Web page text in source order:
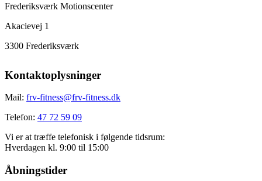
Frederiksværk Motionscenter
Akacievej 1
3300 Frederiksværk
Kontaktoplysninger
Mail: frv-fitness@frv-fitness.dk
Telefon: 47 72 59 09
Vi er at træffe telefonisk i følgende tidsrum:
Hverdagen kl. 9:00 til 15:00
Åbningstider